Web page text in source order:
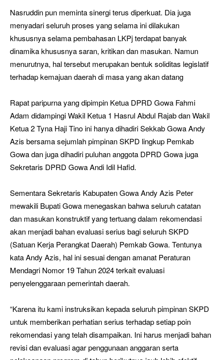
Nasruddin pun meminta sinergi terus diperkuat. Dia juga
menyadari seluruh proses yang selama ini dilakukan
khususnya selama pembahasan LKPj terdapat banyak
dinamika khususnya saran, kritikan dan masukan. Namun
menurutnya, hal tersebut merupakan bentuk soliditas legislatif
terhadap kemajuan daerah di masa yang akan datang
Rapat paripurna yang dipimpin Ketua DPRD Gowa Fahmi
Adam didampingi Wakil Ketua 1 Hasrul Abdul Rajab dan Wakil
Ketua 2 Tyna Haji Tino ini hanya dihadiri Sekkab Gowa Andy
Azis bersama sejumlah pimpinan SKPD lingkup Pemkab
Gowa dan juga dihadiri puluhan anggota DPRD Gowa juga
Sekretaris DPRD Gowa Andi Idil Hafid.
Sementara Sekretaris Kabupaten Gowa Andy Azis Peter
mewakili Bupati Gowa menegaskan bahwa seluruh catatan
dan masukan konstruktif yang tertuang dalam rekomendasi
akan menjadi bahan evaluasi serius bagi seluruh SKPD
(Satuan Kerja Perangkat Daerah) Pemkab Gowa. Tentunya
kata Andy Azis, hal ini sesuai dengan amanat Peraturan
Mendagri Nomor 19 Tahun 2024 terkait evaluasi
penyelenggaraan pemerintah daerah.
“Karena itu kami instruksikan kepada seluruh pimpinan SKPD
untuk memberikan perhatian serius terhadap setiap poin
rekomendasi yang telah disampaikan. Ini harus menjadi bahan
revisi dan evaluasi agar penggunaan anggaran serta